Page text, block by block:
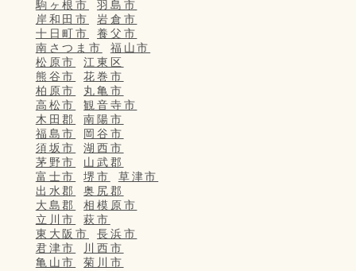
駒ヶ根市
羽島市
岸和田市
岩倉市
十日町市
養父市
南さつま市
福山市
松原市
江東区
熊谷市
花巻市
柏原市
丸亀市
高松市
観音寺市
木田郡
南陽市
福島市
岡谷市
須坂市
湖西市
茅野市
山武郡
富士市
堺市
草津市
出水郡
奥尻郡
大島郡
相模原市
立川市
萩市
東大阪市
長浜市
君津市
川西市
亀山市
菊川市